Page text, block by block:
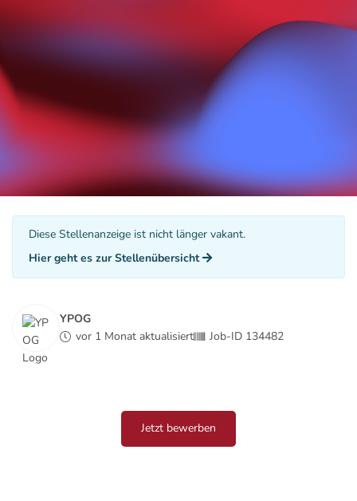
Diese Stellenanzeige ist nicht länger vakant.
Hier geht es zur Stellenübersicht
YPOG
vor 1 Monat aktualisiert
Job-ID 134482
Jetzt bewerben